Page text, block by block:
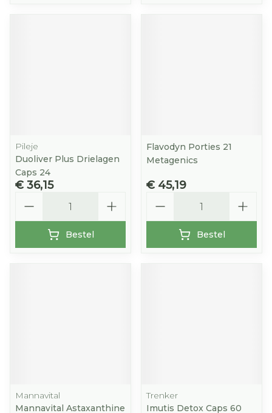
Pileje
Duoliver Plus Drielagen
Caps 24
€ 36,15
Bestel
Flavodyn Porties 21
Metagenics
€ 45,19
Bestel
Mannavital
Mannavital Astaxanthine
Trenker
Imutis Detox Caps 60